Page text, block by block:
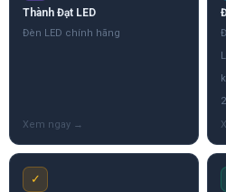
Thành Đạt LED
Đèn LED chính hãng
✓